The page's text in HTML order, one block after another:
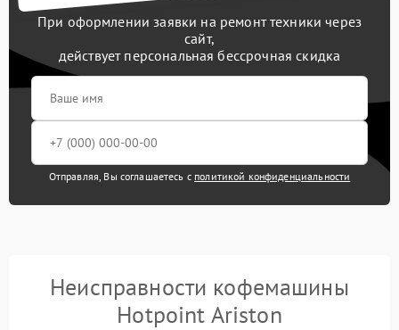
При оформлении заявки на ремонт техники через
сайт,
действует персональная бессрочная скидка
Отправляя, Вы соглашаетесь с политикой конфиденциальности
Неисправности кофемашины
Hotpoint Ariston